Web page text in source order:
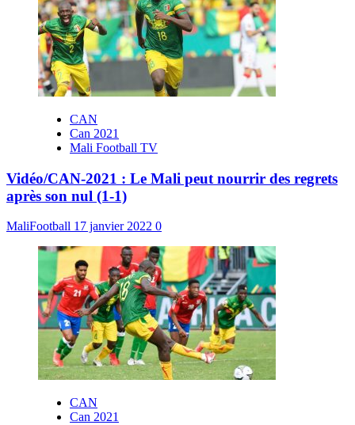
CAN
Can 2021
Mali Football TV
Vidéo/CAN-2021 : Le Mali peut nourrir des regrets
après son nul (1-1)
MaliFootball 17 janvier 2022 0
CAN
Can 2021